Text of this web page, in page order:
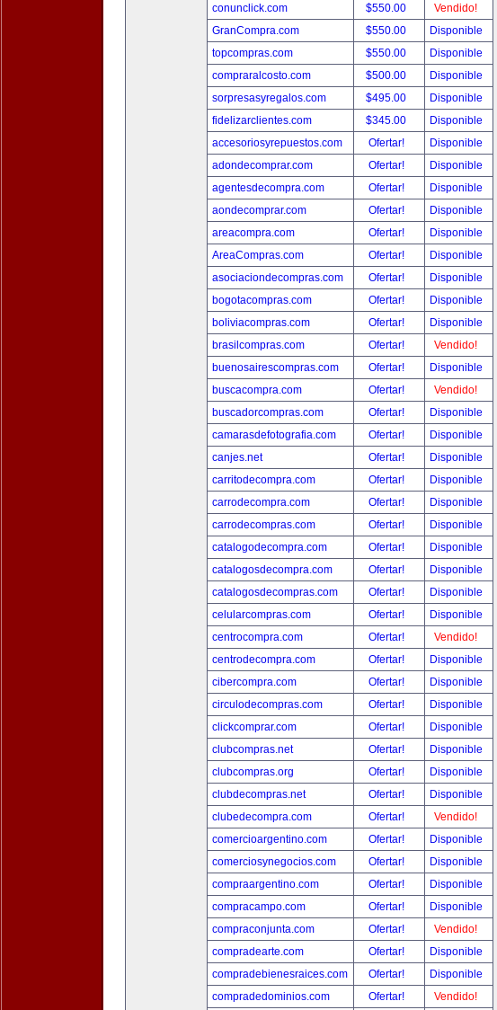
conunclick.com
$550.00
Vendido!
GranCompra.com
$550.00
Disponible
topcompras.com
$550.00
Disponible
compraralcosto.com
$500.00
Disponible
sorpresasyregalos.com
$495.00
Disponible
fidelizarclientes.com
$345.00
Disponible
accesoriosyrepuestos.com
Ofertar!
Disponible
adondecomprar.com
Ofertar!
Disponible
agentesdecompra.com
Ofertar!
Disponible
aondecomprar.com
Ofertar!
Disponible
areacompra.com
Ofertar!
Disponible
AreaCompras.com
Ofertar!
Disponible
asociaciondecompras.com
Ofertar!
Disponible
bogotacompras.com
Ofertar!
Disponible
boliviacompras.com
Ofertar!
Disponible
brasilcompras.com
Ofertar!
Vendido!
buenosairescompras.com
Ofertar!
Disponible
buscacompra.com
Ofertar!
Vendido!
buscadorcompras.com
Ofertar!
Disponible
camarasdefotografia.com
Ofertar!
Disponible
canjes.net
Ofertar!
Disponible
carritodecompra.com
Ofertar!
Disponible
carrodecompra.com
Ofertar!
Disponible
carrodecompras.com
Ofertar!
Disponible
catalogodecompra.com
Ofertar!
Disponible
catalogosdecompra.com
Ofertar!
Disponible
catalogosdecompras.com
Ofertar!
Disponible
celularcompras.com
Ofertar!
Disponible
centrocompra.com
Ofertar!
Vendido!
centrodecompra.com
Ofertar!
Disponible
cibercompra.com
Ofertar!
Disponible
circulodecompras.com
Ofertar!
Disponible
clickcomprar.com
Ofertar!
Disponible
clubcompras.net
Ofertar!
Disponible
clubcompras.org
Ofertar!
Disponible
clubdecompras.net
Ofertar!
Disponible
clubedecompra.com
Ofertar!
Vendido!
comercioargentino.com
Ofertar!
Disponible
comerciosynegocios.com
Ofertar!
Disponible
compraargentino.com
Ofertar!
Disponible
compracampo.com
Ofertar!
Disponible
compraconjunta.com
Ofertar!
Vendido!
compradearte.com
Ofertar!
Disponible
compradebienesraices.com
Ofertar!
Disponible
compradedominios.com
Ofertar! Vendido!